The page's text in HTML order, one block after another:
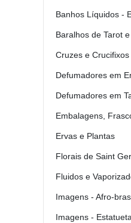
Banhos Líquidos -
Baralhos de Tarot
Cruzes e Crucifixos
Defumadores em
Defumadores em
Embalagens,
Ervas e Plantas
Florais de Saint
Fluidos e
Imagens - Afro-
Imagens -